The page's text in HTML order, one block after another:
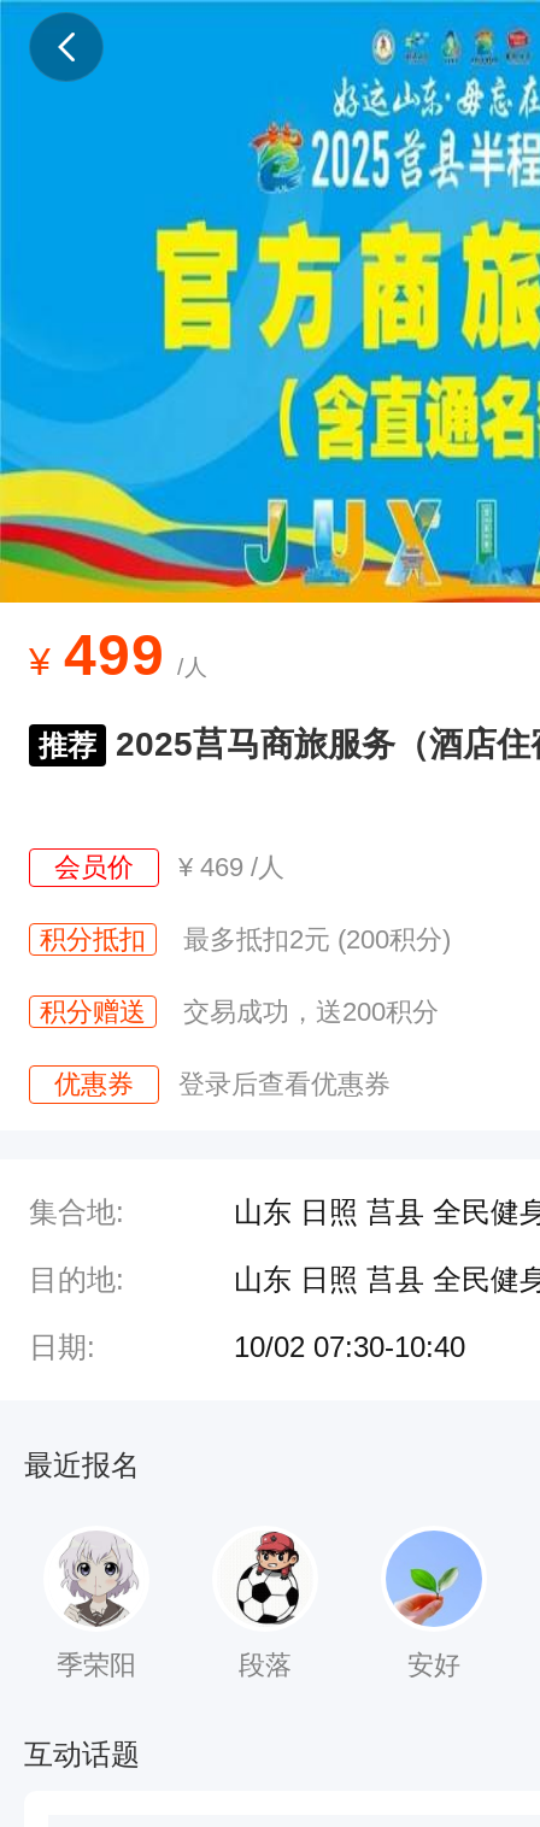
¥ 499 /人
推荐 2025莒马商旅服务（酒店
会员价 ¥ 469 /人
积分抵扣 最多抵扣2元 (200积分)
积分赠送 交易成功，送200积分
优惠券 登录后查看优惠券
集合地: 山东 日照 莒县 全民健
目的地: 山东 日照 莒县 全民健
日期: 10/02 07:30-10:40
最近报名
季荣阳 段落 安好
互动话题